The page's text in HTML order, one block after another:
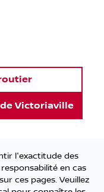
Victoriaville
l'exactitude des
en cas
ces pages. Veuillez